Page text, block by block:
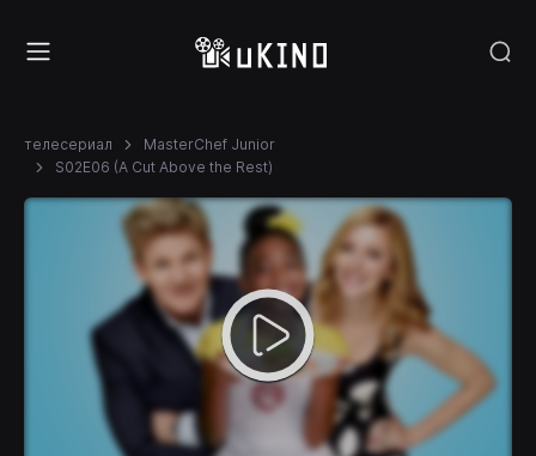
телесериал
MasterChef Junior
S02E06 (A Cut Above the Rest)